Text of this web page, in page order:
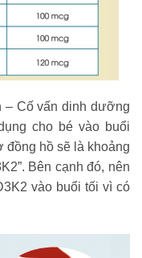
– Cố vấn dinh dưỡng
cho bé vào buổi
đồng hồ sẽ là khoảng
Bên cạnh đó, nên
vào buổi tối vì có